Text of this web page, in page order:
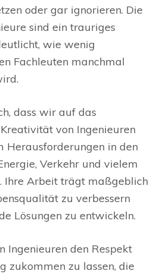
oder gar ignorieren. Die
sind ein trauriges
wie wenig
Fachleuten manchmal
dass wir auf das
von Ingenieuren
Herausforderungen in den
Verkehr und vielem
Ihre Arbeit trägt maßgeblich
zu verbessern
Lösungen zu entwickeln.
Ingenieuren den Respekt
zukommen zu lassen, die